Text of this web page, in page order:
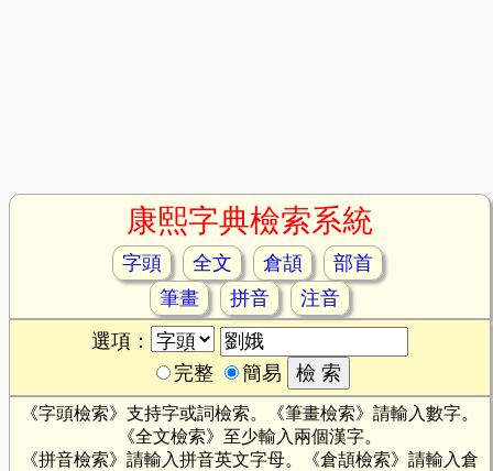
康熙字典檢索系統
字頭 全文 倉頡
部首
筆畫
拼音
注音
選項：
完整
簡易
《字頭檢索》支持字或詞檢索。《筆畫檢索》請輸入數字。
《全文檢索》至少輸入兩個漢字。
《拼音檢索》請輸入拼音英文字母。《倉頡檢索》請輸入倉